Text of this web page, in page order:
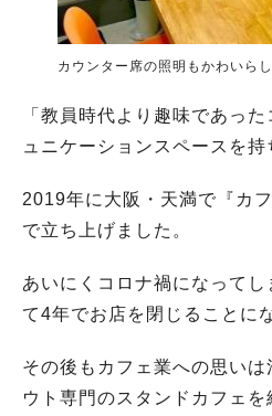
カウンター席の照明もかわいらし
「教員時代より趣味であっ
ュニケーションスペースを持
2019年に大阪・天満で『カ
で立ち上げました。
あいにくコロナ禍になって
て4年でお店を閉じることに
その後もカフェ業への思い
ウト専門のスタンドカフェを